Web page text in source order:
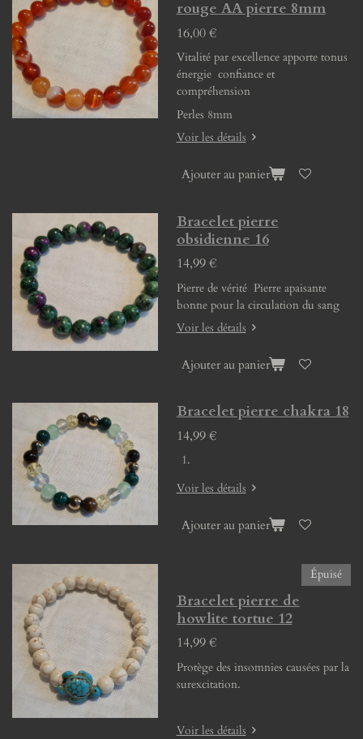
rouge AA pierre 8mm
16,00 €
Vitalité par excellence apporte tonus
énergie confiance et
compréhension
Perles 8mm
Voir les détails
Ajouter au panier
Bracelet pierre
obsidienne 16
14,99 €
Pierre de vérité Pierre apaisante
bonne pour la circulation du sang
Voir les détails
Ajouter au panier
Bracelet pierre chakra 18
14,99 €
Voir les détails
Ajouter au panier
Épuisé
Bracelet pierre de
howlite tortue 12
14,99 €
Protège des insomnies causées par la
surexcitation.
Voir les détails